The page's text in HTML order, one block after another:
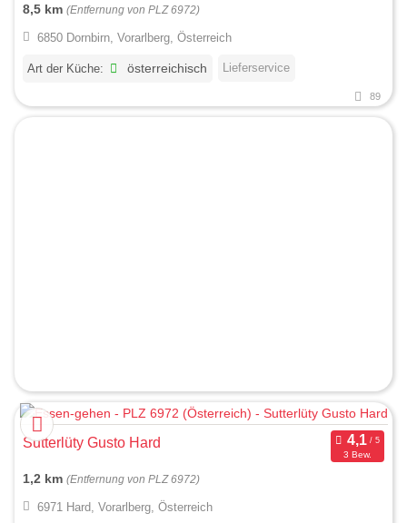
8,5 km (Entfernung von PLZ 6972)
6850 Dornbirn, Vorarlberg, Österreich
Art der Küche: österreichisch Lieferservice
89
Sutterlüty Gusto Hard
3 Bew.
1,2 km (Entfernung von PLZ 6972)
6971 Hard, Vorarlberg, Österreich